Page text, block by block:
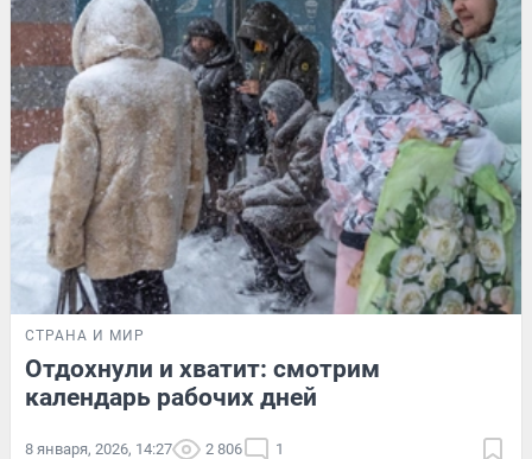
СТРАНА И МИР
Отдохнули и хватит: смотрим
календарь рабочих дней
8 января, 2026, 14:27 2 806 1